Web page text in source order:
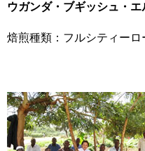
ウガンダ・ブギッシュ・
焙煎種類：フルシティーロ